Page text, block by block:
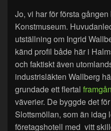
Jo, vi har för första
Konstmuseum.
utställning om Ingrid
känd profil både här i
och faktiskt även
industrisläkten Wallberg
grundade ett flertal
väverier. De byggde det
Slottsmöllan, som än idag
företagshotell med vitt